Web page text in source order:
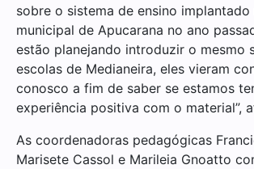
sobre o sistema de ensino implantado
municipal de Apucarana no ano
estão planejando introduzir o mesmo
escolas de Medianeira, eles vieram
conosco a fim de saber se estamos
experiência positiva com o material”,
As coordenadoras pedagógicas
Marisete Cassol e Marileia Gnoatto